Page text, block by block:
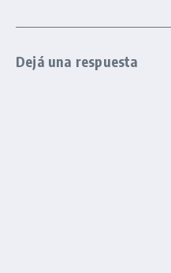
Dejá una respuesta